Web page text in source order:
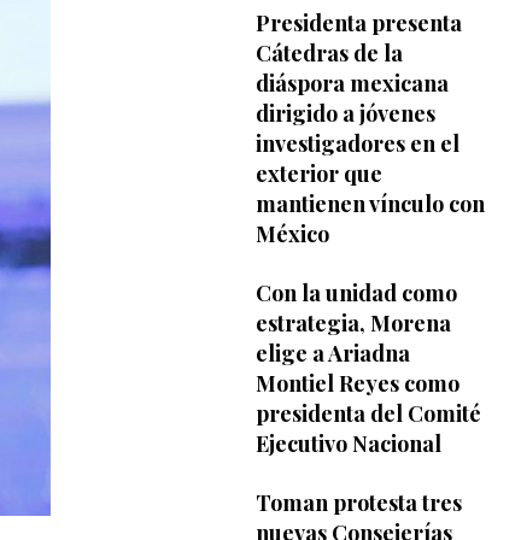
Presidenta presenta
Cátedras de la
diáspora mexicana
dirigido a jóvenes
investigadores en el
exterior que
mantienen vínculo con
México
Con la unidad como
estrategia, Morena
elige a Ariadna
Montiel Reyes como
presidenta del Comité
Ejecutivo Nacional
Toman protesta tres
nuevas Consejerías